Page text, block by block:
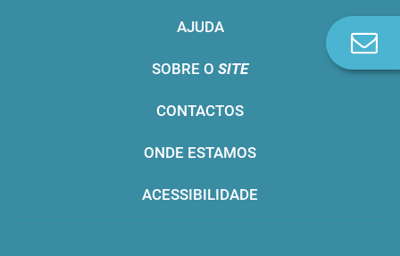
AJUDA
SOBRE O SITE
CONTACTOS
ONDE ESTAMOS
ACESSIBILIDADE